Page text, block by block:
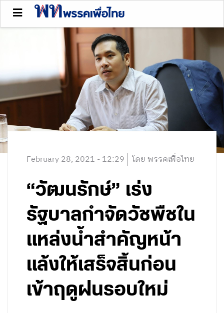
February 28, 2021 - 12:29 โดย พรรคเพื่อไทย
“วัฒนรักษ์” เร่ง
รัฐบาลกำจัดวัชพืชใน
แหล่งน้ำสำคัญหน้า
แล้งให้เสร็จสิ้นก่อน
เข้าฤดูฝนรอบใหม่